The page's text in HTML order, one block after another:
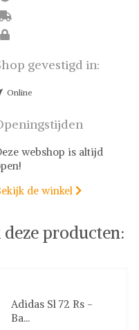
gevestigd in:
Online
webshop is altijd
de winkel 
producten:
Adidas Sl 72 Rs -
Ba...